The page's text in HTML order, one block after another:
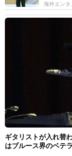
海外エンタ
ギタリストが入れ替
はブルース界のベテ